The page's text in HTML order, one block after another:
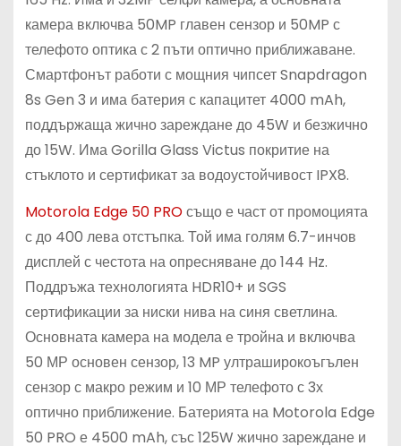
камера включва 50MP главен сензор и 50MP с
телефото оптика с 2 пъти оптично приближаване.
Смартфонът работи с мощния чипсет Snapdragon
8s Gen 3 и има батерия с капацитет 4000 mAh,
поддържаща жично зареждане до 45W и безжично
до 15W. Има Gorilla Glass Victus покритие на
стъклото и сертификат за водоустойчивост IPX8.
Motorola Edge 50 PROсъщо е част от промоцията
с до 400 лева отстъпка. Той има голям 6.7-инчов
дисплей с честота на опресняване до 144 Hz.
Поддръжа технологията HDR10+ и SGS
сертификации за ниски нива на синя светлина.
Основната камера на модела е тройна и включва
50 МР основен сензор, 13 MP ултраширокоъгълен
сензор с макро режим и 10 МР телефото с 3х
оптично приближение. Батерията на Motorola Edge
50 PRO е 4500 mAh, със 125W жично зареждане и